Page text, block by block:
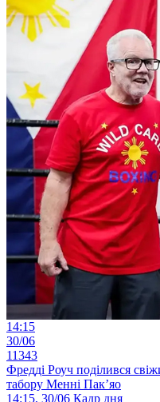
14:15
30/06
11343
Фредді Роуч поділився
табору Менні Пак’яо
14:15, 30/06 Кадр дня